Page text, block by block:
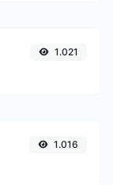
1.021
1.016